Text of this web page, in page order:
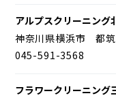
アルプスクリーニング
神奈川県横浜市 都筑
045-591-3568
フラワークリーニング